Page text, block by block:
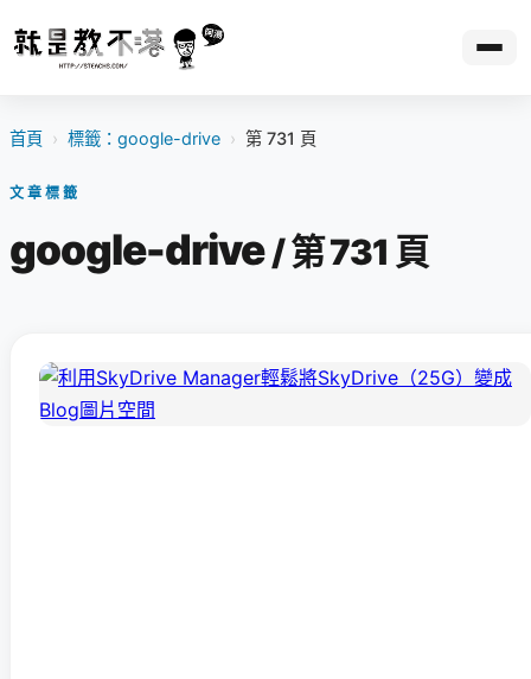
首頁 › 標籤：google-drive › 第 731 頁
文章標籤
google-drive/ 第 731 頁